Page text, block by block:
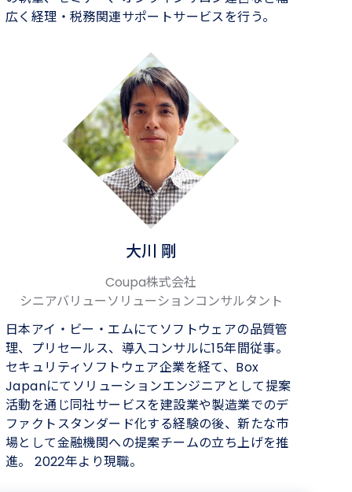
広く経理・税務関連サポートサービスを行う。
大川 剛
Coupa株式会社
シニアバリューソリューションコンサルタント
日本アイ・ビー・エムにてソフトウェアの品質管
理、プリセールス、導入コンサルに15年間従事。
セキュリティソフトウェア企業を経て、Box
Japanにてソリューションエンジニアとして提案
活動を通じ同社サービスを建設業や製造業でのデ
ファクトスタンダード化する経験の後、新たな市
場として金融機関への提案チームの立ち上げを推
進。 2022年より現職。